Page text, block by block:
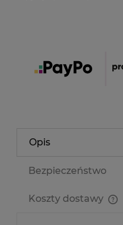
Opis
Bezpieczeństwo
Koszty dostawy